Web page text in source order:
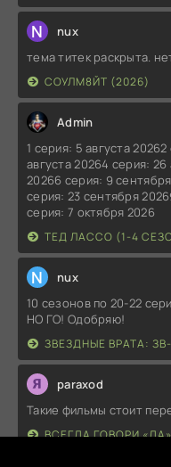
N nux
тема титек раскрыта.
СОУЛМ8ЙТ (2026)
Admin
1 серия: 5 августа
августа 20264 серия:
20266 серия: 9
серия: 23 сентября
серия: 7 октября 2026
ТЕД ЛАССО (1-4
N nux
10 сезонов по 20-22
НО ГО! Одобряю!
ЗВЕЗДНЫЕ ВРАТА:
paraxod
Такие фильмы стоит
ВСЕГДА ГОВОРИ